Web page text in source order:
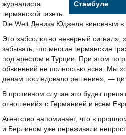
Стамбуле
журналиста
германской газеты
Die Welt Дениза Юджеля виновным в
Это «абсолютно неверный сигнал»,
забывать, что многие германские
под арестом в Турции. При этом по
обвинений не полностью ясна. Мы
делам последовало решение», —
В противном случае это будет
отношений» с Германией и всем
Агентство напоминает, что в
и Берлином уже переживали